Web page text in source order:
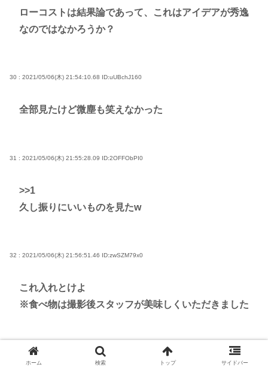
ローコストは結果論であって、これはアイデアが秀逸
なのではなかろうか？
30 : 2021/05/06(木) 21:54:10.68 ID:uUBchJ160
全部見たけど微塵も笑えなかった
31 : 2021/05/06(木) 21:55:28.09 ID:2OFFObPI0
>>1
久し振りにいいものを見たw
32 : 2021/05/06(木) 21:56:51.46 ID:zwSZM79x0
これ入れとけよ
※食べ物は撮影後スタッフが美味しくいただきました
33 : 2021/05/06(木) 21:58:01.17ID:6/dC5tsj0
ホーム 検索 トップ サイドバー